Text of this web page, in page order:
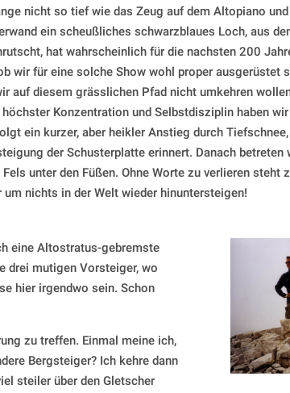
nicht so tief wie das Zeug auf dem Altopiano
ein scheußliches schwarzblaues Loch, aus
hat wahrscheinlich für die nachsten 200
wir für eine solche Show wohl proper ausgerüstet
auf diesem grässlichen Pfad nicht umkehren
Konzentration und Selbstdisziplin haben
ein kurzer, aber heikler Anstieg durch
der Schusterplatte erinnert. Danach betreten
unter den Füßen. Ohne Worte zu verlieren steht
nichts in der Welt wieder hinuntersteigen!
eine Altostratus-gebremste
drei mutigen Vorsteiger, wo
hier irgendwo sein. Schon
zu treffen. Einmal meine ich,
Bergsteiger? Ich kehre dann
steiler über den Gletscher